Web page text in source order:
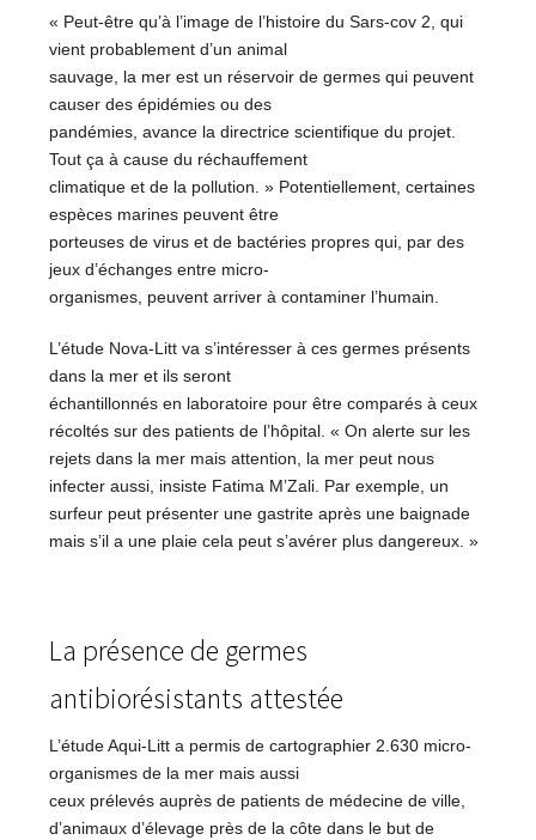
« Peut-être qu’à l’image de l’histoire du Sars-cov 2, qui
vient probablement d’un animal
sauvage, la mer est un réservoir de germes qui peuvent
causer des épidémies ou des
pandémies, avance la directrice scientifique du projet.
Tout ça à cause du réchauffement
climatique et de la pollution. » Potentiellement, certaines
espèces marines peuvent être
porteuses de virus et de bactéries propres qui, par des
jeux d’échanges entre micro-
organismes, peuvent arriver à contaminer l’humain.
L’étude Nova-Litt va s’intéresser à ces germes présents
dans la mer et ils seront
échantillonnés en laboratoire pour être comparés à ceux
récoltés sur des patients de l’hôpital. « On alerte sur les
rejets dans la mer mais attention, la mer peut nous
infecter aussi, insiste Fatima M’Zali. Par exemple, un
surfeur peut présenter une gastrite après une baignade
mais s’il a une plaie cela peut s’avérer plus dangereux. »
La présence de germes
antibiorésistants attestée
L’étude Aqui-Litt a permis de cartographier 2.630 micro-
organismes de la mer mais aussi
ceux prélevés auprès de patients de médecine de ville,
d’animaux d’élevage près de la côte dans le but de